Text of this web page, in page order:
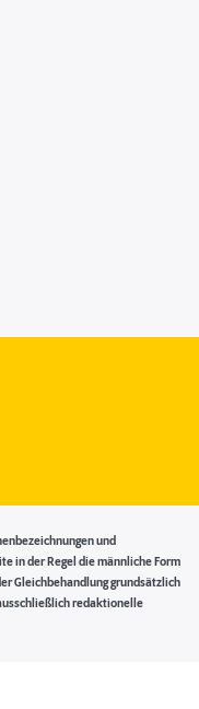
und
in der Regel die männliche Form
Gleichbehandlung grundsätzlich
redaktionelle